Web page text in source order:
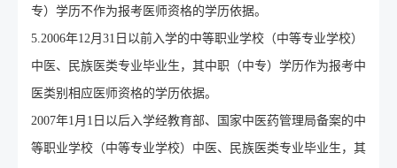
专）学历不作为报考医师资格的学历依据。
5.2006年12月31日以前入学的中等职业学校（中等专业学校）
中医、民族医类专业毕业生，其中职（中专）学历作为报考中
医类别相应医师资格的学历依据。
2007年1月1日以后入学经教育部、国家中医药管理局备案的中
等职业学校（中等专业学校）中医、民族医类专业毕业生，其